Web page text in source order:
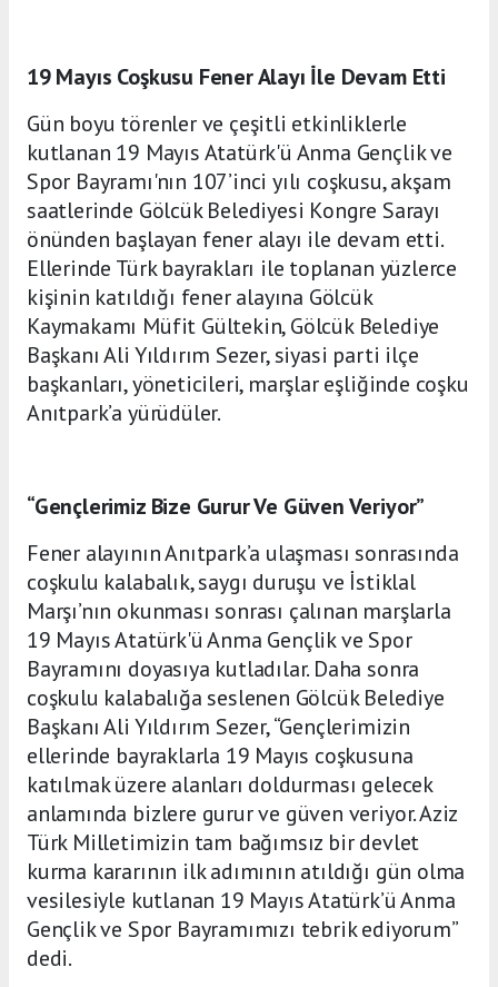
19 Mayıs Coşkusu Fener Alayı İle Devam Etti
Gün boyu törenler ve çeşitli etkinliklerle
kutlanan 19 Mayıs Atatürk'ü Anma Gençlik ve
Spor Bayramı'nın 107’inci yılı coşkusu, akşam
saatlerinde Gölcük Belediyesi Kongre Sarayı
önünden başlayan fener alayı ile devam etti.
Ellerinde Türk bayrakları ile toplanan yüzlerce
kişinin katıldığı fener alayına Gölcük
Kaymakamı Müfit Gültekin, Gölcük Belediye
Başkanı Ali Yıldırım Sezer, siyasi parti ilçe
başkanları, yöneticileri, marşlar eşliğinde coşku
Anıtpark’a yürüdüler.
“Gençlerimiz Bize Gurur Ve Güven Veriyor”
Fener alayının Anıtpark’a ulaşması sonrasında
coşkulu kalabalık, saygı duruşu ve İstiklal
Marşı’nın okunması sonrası çalınan marşlarla
19 Mayıs Atatürk'ü Anma Gençlik ve Spor
Bayramını doyasıya kutladılar. Daha sonra
coşkulu kalabalığa seslenen Gölcük Belediye
Başkanı Ali Yıldırım Sezer, “Gençlerimizin
ellerinde bayraklarla 19 Mayıs coşkusuna
katılmak üzere alanları doldurması gelecek
anlamında bizlere gurur ve güven veriyor. Aziz
Türk Milletimizin tam bağımsız bir devlet
kurma kararının ilk adımının atıldığı gün olma
vesilesiyle kutlanan 19 Mayıs Atatürk’ü Anma
Gençlik ve Spor Bayramımızı tebrik ediyorum”
dedi.